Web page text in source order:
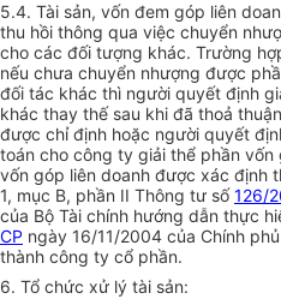
5.4. Tài sản, vốn đem góp liên
thu hồi thông qua việc chuyển
cho các đối tượng khác. Trường
nếu chưa chuyển nhượng được
đối tác khác thì người quyết định
khác thay thế sau khi đã thoả
được chỉ định hoặc người quyết
toán cho công ty giải thể phần vốn
vốn góp liên doanh được xác định
1, mục B, phần II Thông tư số126/
của Bộ Tài chính hướng dẫn thực
CP ngày 16/11/2004 của Chính
thành công ty cổ phần.
6. Tổ chức xử lý tài sản: